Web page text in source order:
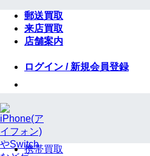
Skip
content
郵送買取
来店買取
店舗案内
ログイン / 新規会員登録
携帯買取